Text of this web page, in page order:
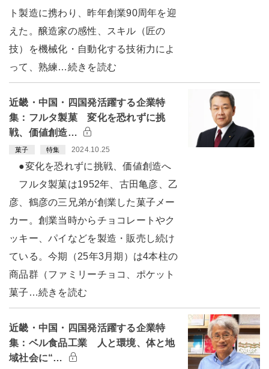
ト製造に携わり、昨年創業90周年を迎
えた。醸造家の感性、スキル（匠の
技）を機械化・自動化する技術力によ
って、熟練…続きを読む
近畿・中国・四国発活躍する企業特
集：フルタ製菓 変化を恐れずに挑
戦、価値創造…
菓子 特集 2024.10.25
●変化を恐れずに挑戦、価値創造へ
フルタ製菓は1952年、古田亀彦、乙
彦、鶴彦の三兄弟が創業した菓子メー
カー。創業当時からチョコレートやク
ッキー、パイなどを製造・販売し続け
ている。今期（25年3月期）は4本柱の
商品群（ファミリーチョコ、ポケット
菓子…続きを読む
近畿・中国・四国発活躍する企業特
集：ベル食品工業 人と環境、体と地
域社会に“…